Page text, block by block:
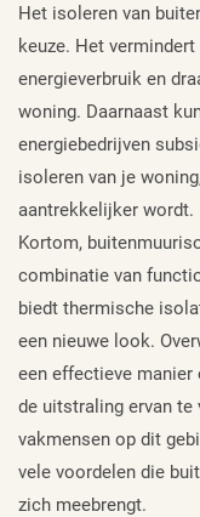
Het isoleren van
keuze. Het
energieverbruik en
woning. Daarnaast
energiebedrijven
isoleren van je
aantrekkelijker wordt.
Kortom,
combinatie van
biedt thermische
een nieuwe look.
een effectieve
de uitstraling ervan te
vakmensen op dit
vele voordelen die
zich meebrengt.